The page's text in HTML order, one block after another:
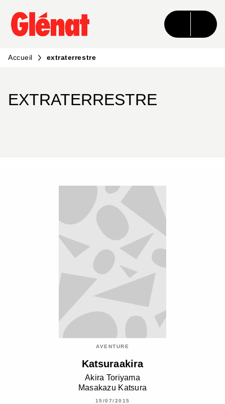
MENU RECHERCHE CONTENU
PIED DE PAGE
Accueil extraterrestre
EXTRATERRESTRE
AVENTURE
Katsuraakira
Akira Toriyama
Masakazu Katsura
15/07/2015